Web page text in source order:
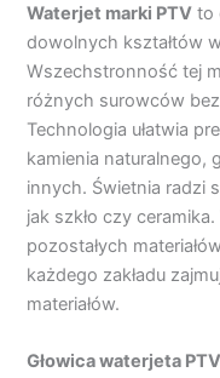
Waterjet marki PTV to
dowolnych kształtów
Wszechstronność tej
różnych surowców
Technologia ułatwia
kamienia naturalnego,
innych. Świetnia radzi
jak szkło czy
pozostałych
każdego zakładu
materiałów.
Głowica waterjeta PTV